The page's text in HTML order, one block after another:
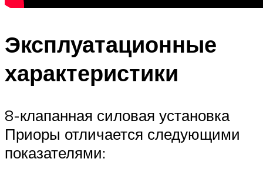
Эксплуатационные
характеристики
8-клапанная силовая установка
Приоры отличается следующими
показателями: